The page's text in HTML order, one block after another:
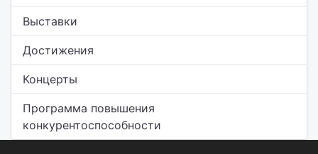
Выставки
Достижения
Концерты
Программа повышения
конкурентоспособности